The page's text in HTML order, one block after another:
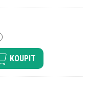
KOUPIT